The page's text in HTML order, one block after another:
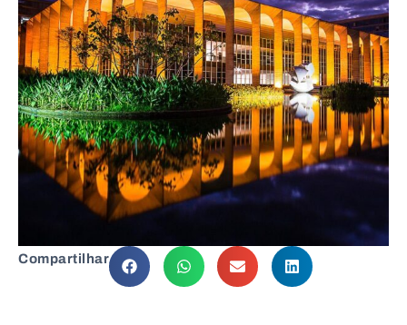
Compartilhar